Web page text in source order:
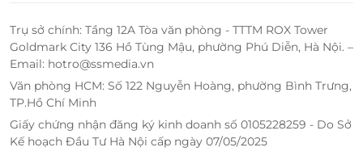
Trụ sở chính: Tầng 12A Tòa văn phòng - TTTM ROX Tower
Goldmark City 136 Hồ Tùng Mậu, phường Phú Diễn, Hà Nội. –
Email: hotro@ssmedia.vn
Văn phòng HCM: Số 122 Nguyễn Hoàng, phường Bình Trưng,
TP.Hồ Chí Minh
Giấy chứng nhận đăng ký kinh doanh số 0105228259 - Do Sở
Kế hoạch Đầu Tư Hà Nội cấp ngày 07/05/2025